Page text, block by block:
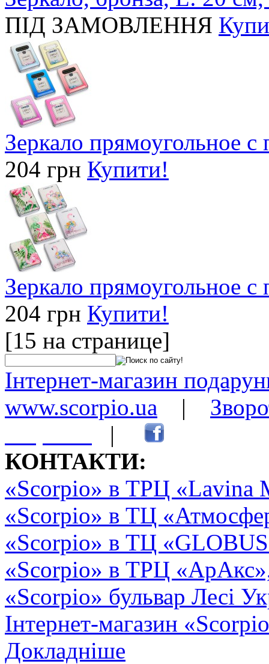
ПІД ЗАМОВЛЕННЯ
Зеркало прямоугольное
204 грн Купити!
Зеркало прямоугольное
204 грн Купити!
[15 на странице]
Інтернет-магазин
www.scorpio.ua |
|
КОНТАКТИ:
«Scorpio» в ТРЦ «Lavina
«Scorpio» в ТЦ
«Scorpio» в ТЦ
«Scorpio» в ТРЦ
«Scorpio» бульвар Лесі
Інтернет-магазин
Докладніше